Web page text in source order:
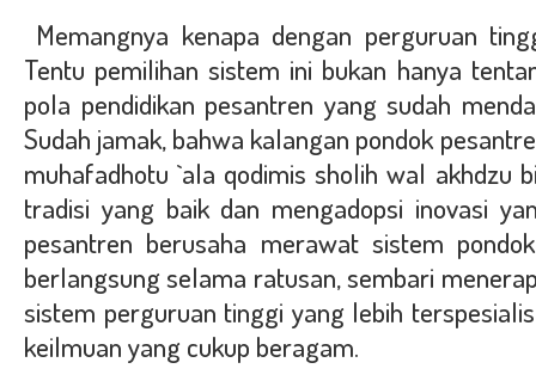
Memangnya kenapa dengan perguruan
Tentu pemilihan sistem ini bukan hanya
pola pendidikan pesantren yang sudah
Sudah jamak, bahwa kalangan pondok
muhafadhotu `ala qodimis sholih wal akhdzu
tradisi yang baik dan mengadopsi inovasi
pesantren berusaha merawat sistem
berlangsung selama ratusan, sembari
sistem perguruan tinggi yang lebih
keilmuan yang cukup beragam.